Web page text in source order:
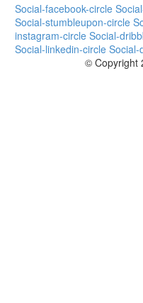
Social-facebook-circle
Social-stumbleupon-circle
instagram-circle Social-
Social-linkedin-circle Social-
© Copyright